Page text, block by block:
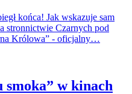
końca! Jak wskazuje sam
stronnictwie Czarnych pod
Królowa” - oficjalny…
smoka” w kinach